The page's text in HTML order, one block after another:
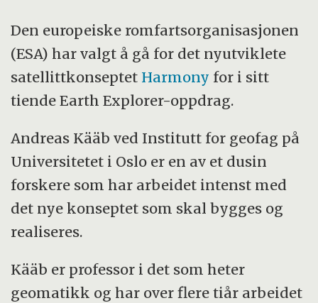
Den europeiske romfartsorganisasjonen
(ESA) har valgt å gå for det nyutviklete
satellittkonseptet Harmony for i sitt
tiende Earth Explorer-oppdrag.
Andreas Kääb ved Institutt for geofag på
Universitetet i Oslo er en av et dusin
forskere som har arbeidet intenst med
det nye konseptet som skal bygges og
realiseres.
Kääb er professor i det som heter
geomatikk og har over flere tiår arbeidet